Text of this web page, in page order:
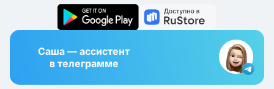
Саша — ассистент
в телеграмме